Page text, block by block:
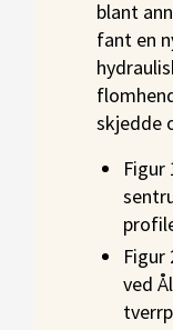
blant
fant en
skjedde
Figur
Figur
ved